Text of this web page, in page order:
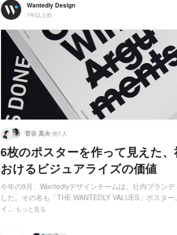
Wantedly Design
7年以上前
菅谷 真央他1人
6枚のポスターを作って見えた
おけるビジュアライズの価値
今年の9月、Wantedlyデザインチームは、社内ブラン
した。その名も「THE WANTEDLY VALUES」ポスタ
イ... もっと見る